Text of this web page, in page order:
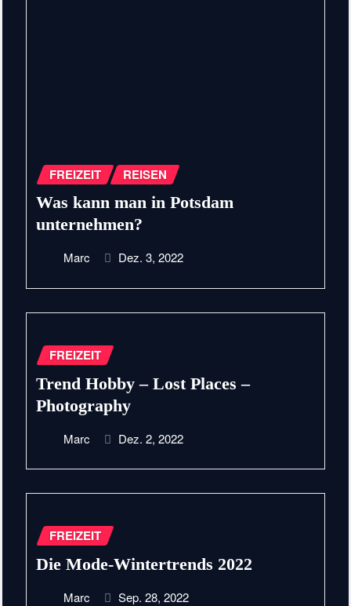
FREIZEIT REISEN
Was kann man in Potsdam
unternehmen?
Marc Dez. 3, 2022
FREIZEIT
Trend Hobby – Lost Places –
Photography
Marc Dez. 2, 2022
FREIZEIT
Die Mode-Wintertrends 2022
Marc Sep. 28, 2022